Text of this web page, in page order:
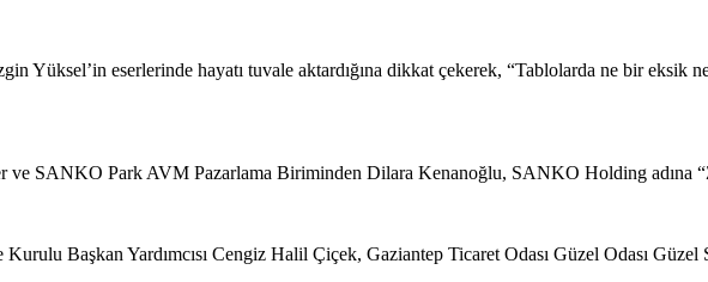
Yüksel’in eserlerinde hayatı tuvale aktardığına dikkat çekerek, “Tablolarda ne bir eksik
ve SANKO Park AVM Pazarlama Biriminden Dilara Kenanoğlu, SANKO Holding adına
Başkan Yardımcısı Cengiz Halil Çiçek, Gaziantep Ticaret Odası Güzel Odası